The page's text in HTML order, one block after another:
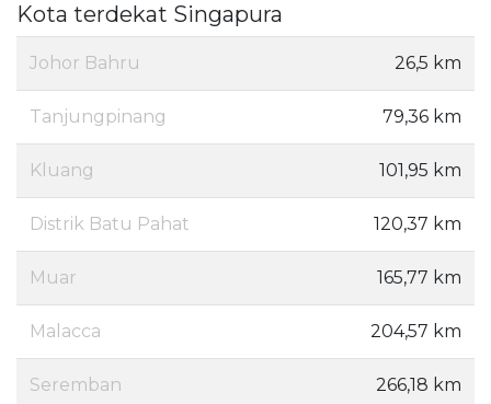
Kota terdekat Singapura
Johor Bahru 26,5 km
Tanjungpinang 79,36 km
Kluang 101,95 km
Distrik Batu Pahat 120,37 km
Muar 165,77 km
Malacca 204,57 km
Seremban 266,18 km